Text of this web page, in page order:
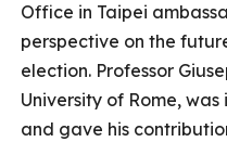
Office in Taipei
perspective on the
election. Professor
University of Rome,
and gave his